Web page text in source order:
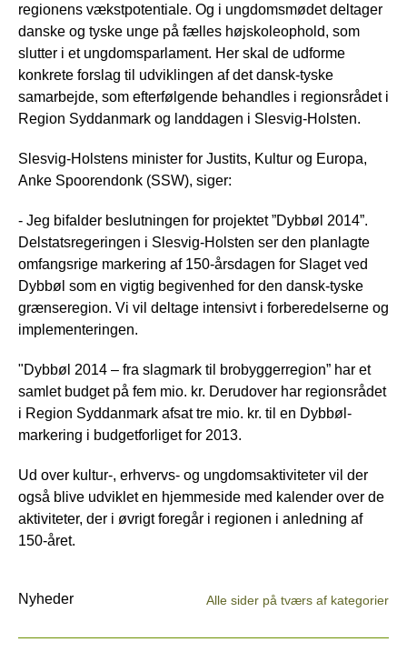
regionens vækstpotentiale. Og i ungdomsmødet deltager
danske og tyske unge på fælles højskoleophold, som
slutter i et ungdomsparlament. Her skal de udforme
konkrete forslag til udviklingen af det dansk-tyske
samarbejde, som efterfølgende behandles i regionsrådet i
Region Syddanmark og landdagen i Slesvig-Holsten.
Slesvig-Holstens minister for Justits, Kultur og Europa,
Anke Spoorendonk (SSW), siger:
- Jeg bifalder beslutningen for projektet ”Dybbøl 2014”.
Delstatsregeringen i Slesvig-Holsten ser den planlagte
omfangsrige markering af 150-årsdagen for Slaget ved
Dybbøl som en vigtig begivenhed for den dansk-tyske
grænseregion. Vi vil deltage intensivt i forberedelserne og
implementeringen.
"Dybbøl 2014 – fra slagmark til brobyggerregion” har et
samlet budget på fem mio. kr. Derudover har regionsrådet
i Region Syddanmark afsat tre mio. kr. til en Dybbøl-
markering i budgetforliget for 2013.
Ud over kultur-, erhvervs- og ungdomsaktiviteter vil der
også blive udviklet en hjemmeside med kalender over de
aktiviteter, der i øvrigt foregår i regionen i anledning af
150-året.
Nyheder Alle sider på tværs af kategorier